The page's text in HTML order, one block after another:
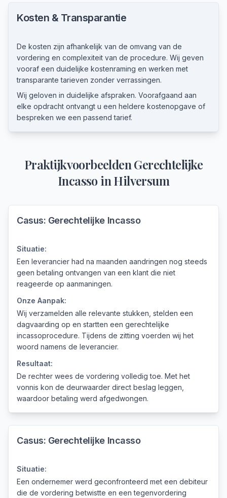
Kosten & Transparantie
De kosten zijn afhankelijk van de omvang van de
vordering en complexiteit van de procedure. Wij geven
vooraf een duidelijke kostenraming en werken met
transparante tarieven zonder verrassingen.
Wij geloven in duidelijke afspraken. Voorafgaand aan
elke opdracht ontvangt u een heldere kostenopgave of
bespreken we een passend tarief.
PraktijkvoorbeeldenGerechtelijke
IncassoinHilversum
Casus: Gerechtelijke Incasso
Situatie:
Een leverancier had na maanden aandringen nog steeds
geen betaling ontvangen van een klant die niet
reageerde op aanmaningen.
Onze Aanpak:
Wij verzamelden alle relevante stukken, stelden een
dagvaarding op en startten een gerechtelijke
incassoprocedure. Tijdens de zitting voerden wij het
woord namens de leverancier.
Resultaat:
De rechter wees de vordering volledig toe. Met het
vonnis kon de deurwaarder direct beslag leggen,
waardoor betaling werd afgedwongen.
Casus: Gerechtelijke Incasso
Situatie:
Een ondernemer werd geconfronteerd met een debiteur
die de vordering betwistte en een tegenvordering